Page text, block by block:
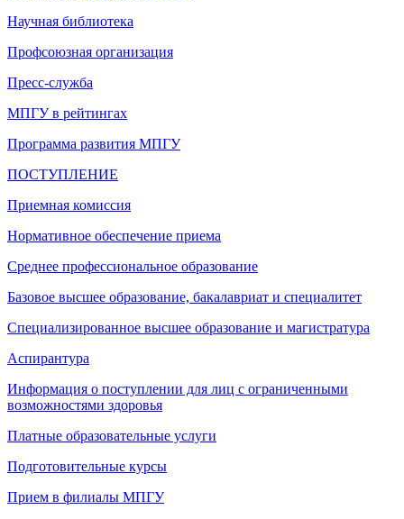
Научная библиотека
Профсоюзная организация
Пресс-служба
МПГУ в рейтингах
Программа развития МПГУ
ПОСТУПЛЕНИЕ
Приемная комиссия
Нормативное обеспечение приема
Среднее профессиональное образование
Базовое высшее образование, бакалавриат и специалитет
Специализированное высшее образование и магистратура
Аспирантура
Информация о поступлении для лиц с ограниченными
возможностями здоровья
Платные образовательные услуги
Подготовительные курсы
Прием в филиалы МПГУ